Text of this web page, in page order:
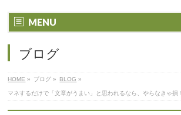
MENU
ブログ
HOME » ブログ » BLOG »
マネするだけで「文章がうまい」と思われるなら、やらなきゃ損！